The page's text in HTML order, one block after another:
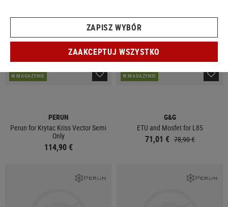
W MAGAZYNIE
PERUN
Perun for Krytac Kriss Vector Semi
Only
114,90 €
W MAGAZYNIE
G&G
ETU and Mosfet for L85
71,01 € 78,90 €
ZAPISZ WYBÓR
ZAAKCEPTUJ WSZYSTKO